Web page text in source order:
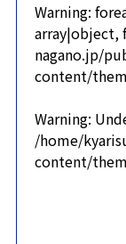
Warning:
array|object,
nagano.jp/
content/
Warning:
/home/
content/